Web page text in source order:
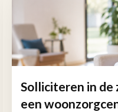
Solliciteren in de
een